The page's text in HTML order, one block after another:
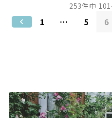
253件中 101
1 … 5 6